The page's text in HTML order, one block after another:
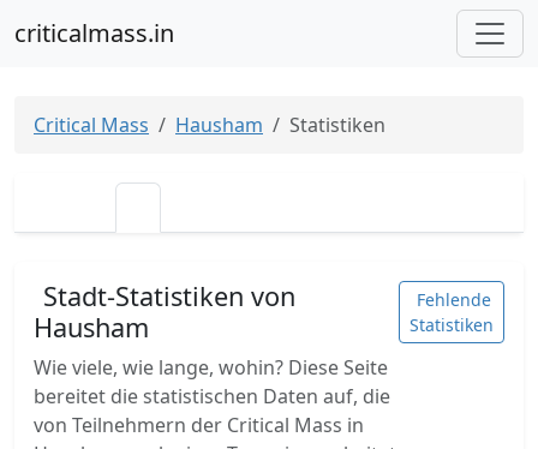
criticalmass.in
Critical Mass Hausham Statistiken
Stadt-Statistiken von
Hausham
Wie viele, wie lange, wohin? Diese Seite
bereitet die statistischen Daten auf, die
von Teilnehmern der Critical Mass in
Fehlende
Statistiken